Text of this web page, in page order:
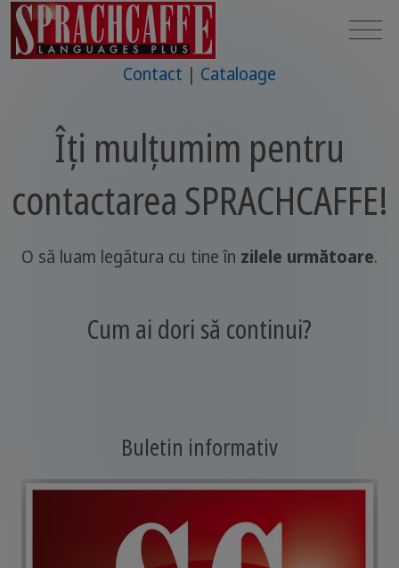
Contact Cataloage
Îți mulțumim pentru
contactarea SPRACHCAFFE!
O să luam legătura cu tine în zilele următoare.
Cum ai dori să continui?
Buletin informativ